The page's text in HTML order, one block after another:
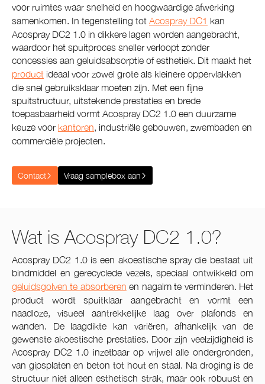
voor ruimtes waar snelheid en hoogwaardige afwerking
samenkomen. In tegenstelling tot Acospray DC1 kan
Acospray DC2 1.0 in dikkere lagen worden aangebracht,
waardoor het spuitproces sneller verloopt zonder
concessies aan geluidsabsorptie of esthetiek. Dit maakt het
product ideaal voor zowel grote als kleinere oppervlakken
die snel gebruiksklaar moeten zijn. Met een fijne
spuitstructuur, uitstekende prestaties en brede
toepasbaarheid vormt Acospray DC2 1.0 een duurzame
keuze voor kantoren, industriële gebouwen, zwembaden en
commerciële projecten.
Contact Vraag samplebox aan
Wat is Acospray DC2 1.0?
Acospray DC2 1.0 is een akoestische spray die bestaat uit
bindmiddel en gerecyclede vezels, speciaal ontwikkeld om
geluidsgolven te absorberen en nagalm te verminderen. Het
product wordt spuitklaar aangebracht en vormt een
naadloze, visueel aantrekkelijke laag over plafonds en
wanden. De laagdikte kan variëren, afhankelijk van de
gewenste akoestische prestaties. Door zijn veelzijdigheid is
Acospray DC2 1.0 inzetbaar op vrijwel alle ondergronden,
van gipsplaten en beton tot hout en staal. Na droging is de
structuur niet alleen esthetisch strak, maar ook robuust en